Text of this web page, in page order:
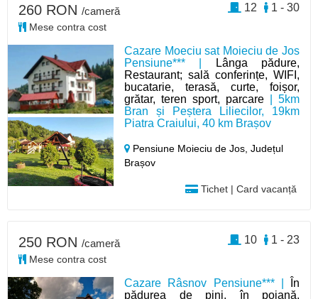
Cazare Moeciu sat Moieciu de Jos
Pensiune*** |
Lânga pădure,
Restaurant; sală conferințe, WIFI,
bucatarie, terasă, curte, foișor,
grătar, teren sport, parcare | 5km
Bran și Peștera Liliecilor, 19km
Piatra Craiului, 40 km Brașov
Pensiune Moieciu de Jos,Județul
Brașov
Tichet | Card vacanță
260 RON /cameră
Mese contra cost
1 - 30
12
Cazare Râsnov Pensiune*** |
În
pădurea de pini, în poiană,
250 RON /cameră
Mese contra cost
1 - 23
10